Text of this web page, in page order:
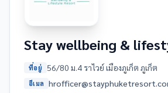
Stay wellbeing &
ที่อยู่ 56/80 ม.4 ราไวย์ เมืองภูเก็ต ภูเก็ต
อีเมล